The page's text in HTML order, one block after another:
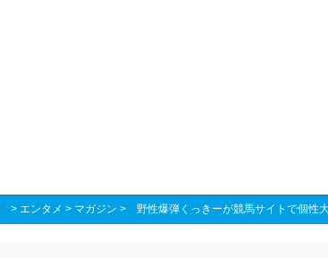
> エンタメ > マガジン > 野性爆弾くっきーが競馬サイトで個性